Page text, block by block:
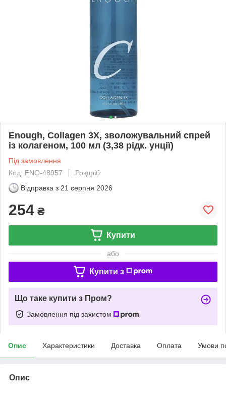
Enough, Collagen 3X, зволожувальний спрей
із колагеном, 100 мл (3,38 рідк. унції)
Під замовлення
Код: ENO-48957
Роздріб
Відправка з 21 серпня 2026
254 ₴
Купити
або
Купити з
Що таке купити з Пром?
Замовлення під захистом
Опис Характеристики Доставка Оплата Умови
Опис